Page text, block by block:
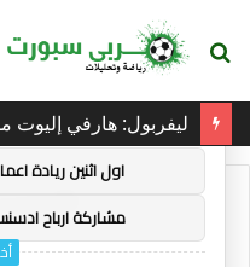
بحث
توصيات :
باقة متميزة VIP (كود: AA38045):
اول اثنين ريادة
مشاركة ارباح